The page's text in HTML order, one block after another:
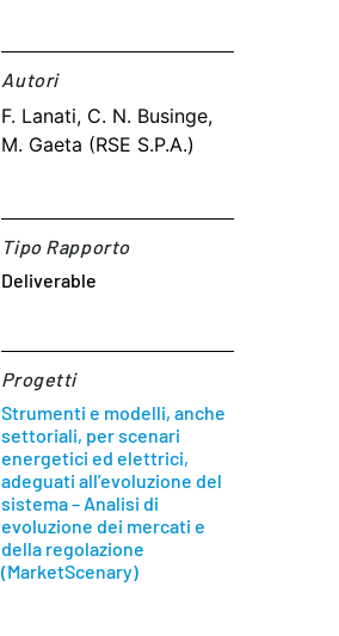
Autori​
F. Lanati, C. N. Businge,
M. Gaeta (RSE S.P.A.)
Tipo Rapporto
Deliverable
Progetti
Strumenti e modelli, anche
settoriali, per scenari
energetici ed elettrici,
adeguati all’evoluzione del
sistema – Analisi di
evoluzione dei mercati e
della regolazione
(MarketScenary)